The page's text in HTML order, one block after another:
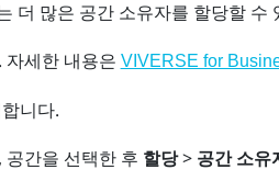
더 많은 공간 소유자를 할당할 수
자세한 내용은 VIVERSE for
니다.
간을 선택한 후 할당> 공간 소유